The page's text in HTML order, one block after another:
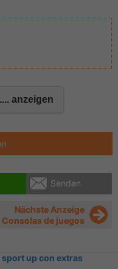
anzeigen
Senden
Nächste Anzeige
Consolas de juegos
up con extras